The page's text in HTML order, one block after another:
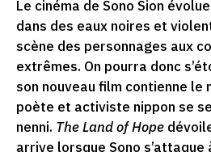
Le cinéma de Sono Sion
dans des eaux noires et
scène des personnages aux
extrêmes. On pourra donc
son nouveau film contienne le
poète et activiste nippon se
nenni. The Land of Hope
arrive lorsque Sono s’attaque